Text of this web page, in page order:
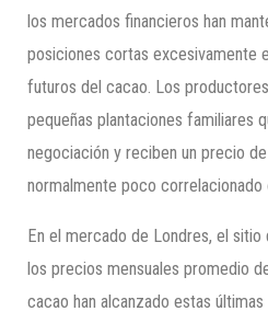
los mercados financieros han
posiciones cortas excesivamente
futuros del cacao. Los
pequeñas plantaciones familiares
negociación y reciben un precio
normalmente poco
En el mercado de Londres, el
los precios mensuales promedio
cacao han alcanzado estas